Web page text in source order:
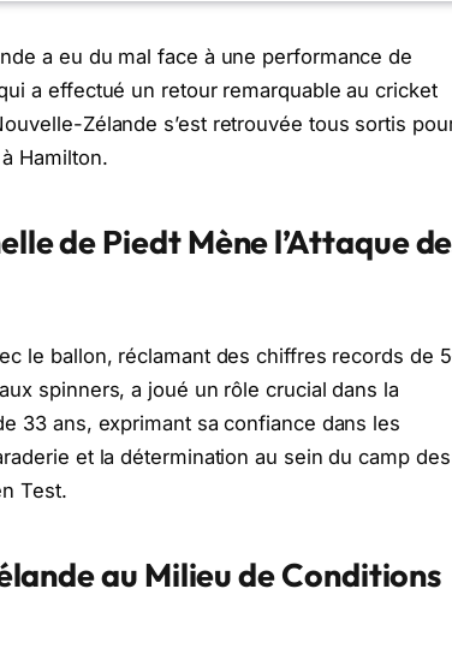
a eu du mal face à une performance de
a effectué un retour remarquable au cricket
Zélande s’est retrouvée tous sortis
Hamilton.
de Piedt Mène l’Attaque
le ballon, réclamant des chiffres records de
spinners, a joué un rôle crucial dans la
33 ans, exprimant sa confiance dans les
et la détermination au sein du camp des
Test.
au Milieu de Conditions